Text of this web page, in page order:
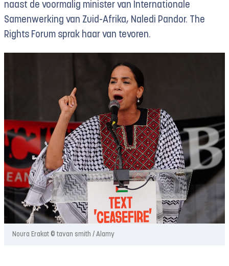
naast de voormalig minister van Internationale
Samenwerking van Zuid-Afrika, Naledi Pandor. The
Rights Forum sprak haar van tevoren.
Noura Erakat © tavan smith / Alamy